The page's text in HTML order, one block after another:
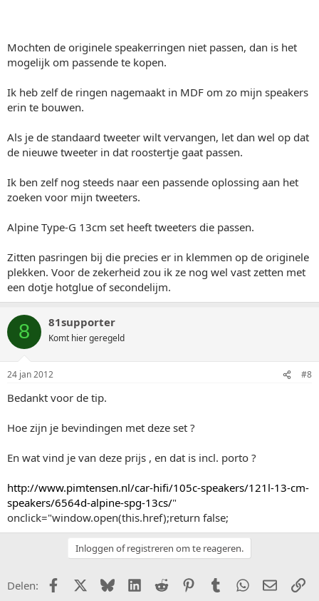
Mochten de originele speakerringen niet passen, dan is het
mogelijk om passende te kopen.
Ik heb zelf de ringen nagemaakt in MDF om zo mijn speakers
erin te bouwen.
Als je de standaard tweeter wilt vervangen, let dan wel op dat
de nieuwe tweeter in dat roostertje gaat passen.
Ik ben zelf nog steeds naar een passende oplossing aan het
zoeken voor mijn tweeters.
Alpine Type-G 13cm set heeft tweeters die passen.
Zitten pasringen bij die precies er in klemmen op de originele
plekken. Voor de zekerheid zou ik ze nog wel vast zetten met
een dotje hotglue of secondelijm.
8 81supporter
Komt hier geregeld
24 jan 2012 #8
Bedankt voor de tip.
Hoe zijn je bevindingen met deze set ?
En wat vind je van deze prijs , en dat is incl. porto ?
http://www.pimtensen.nl/car-hifi/105c-speakers/121l-13-cm-
speakers/6564d-alpine-spg-13cs/"
onclick="window.open(this.href);return false;
Inloggen of registreren om te reageren.
Delen: FacebookX (Twitter)
BlueskyLinkedIn
Reddit PinterestTumblr WhatsApp
E-mail